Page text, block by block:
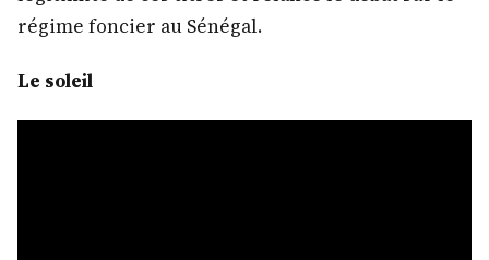
régime foncier au Sénégal.
Le soleil